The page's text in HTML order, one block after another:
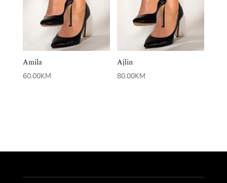
Amila
60.00KM
Ajlin
80.00KM